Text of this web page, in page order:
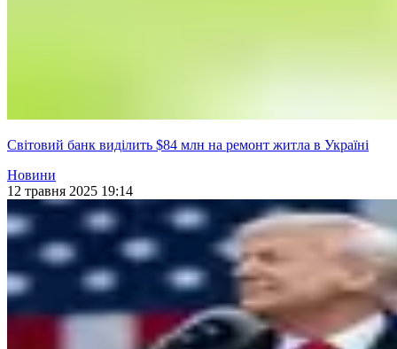
Світовий банк виділить $84 млн на ремонт житла в Україні
Новини
12 травня 2025 19:14